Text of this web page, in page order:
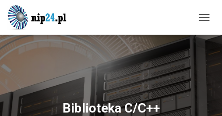
R
Ł
Biblioteka C/C++